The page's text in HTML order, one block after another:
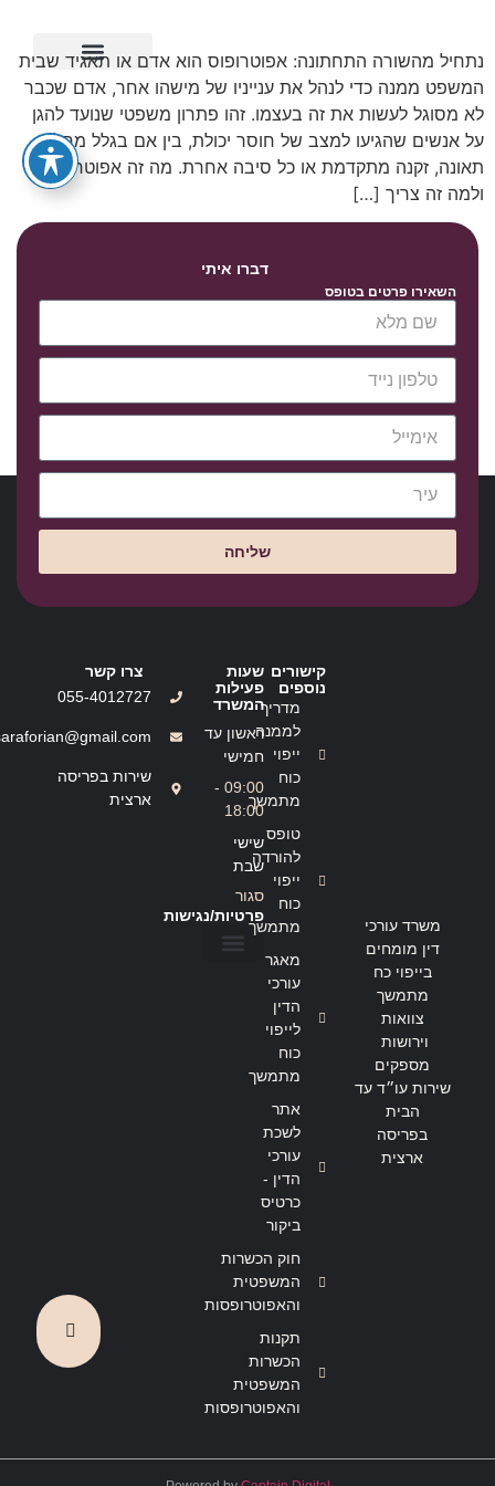
נתחיל מהשורה התחתונה: אפוטרופוס הוא אדם או תאגיד שבית
המשפט ממנה כדי לנהל את ענייניו של מישהו אחר, אדם שכבר
לא מסוגל לעשות את זה בעצמו. זהו פתרון משפטי שנועד להגן
על אנשים שהגיעו למצב של חוסר יכולת, בין אם בגלל מחלה,
תאונה, זקנה מתקדמת או כל סיבה אחרת. מה זה אפוטרופוס
ולמה זה צריך […]
דברו איתי
השאירו פרטים בטופס
שליחה
משרד עורכי
דין מומחים
בייפוי כח
מתמשך
צוואות
וירושות
מספקים
שירות עו״ד עד
הבית
בפריסה
ארצית
קישורים
נוספים
מדריך
לממנה
ייפוי
כוח
מתמשך
טופס
להורדה
ייפוי
כוח
מתמשך
מאגר
עורכי
הדין
לייפוי
כוח
מתמשך
אתר
לשכת
עורכי
הדין -
כרטיס
ביקור
חוק הכשרות
המשפטית
והאפוטרופסות
תקנות
הכשרות
המשפטית
והאפוטרופסות
שעות
פעילות
המשרד
ראשון עד
חמישי
09:00 -
18:00
שישי
שבת
סגור
פרטיות/נגישות
צרו קשר
055-4012727
שירות בפריסה
ארצית